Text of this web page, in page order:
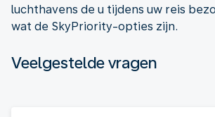
luchthavens de u tijdens uw reis
wat de SkyPriority-opties zijn.
Veelgestelde vragen